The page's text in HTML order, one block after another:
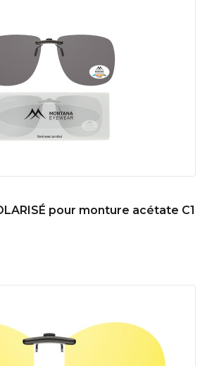
pour monture acétate C1